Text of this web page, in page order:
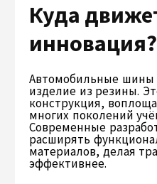
Куда
инновация?
Автомобильные шины
изделие из резины.
конструкция,
многих поколений
Современные
расширять
материалов, делая
эффективнее.